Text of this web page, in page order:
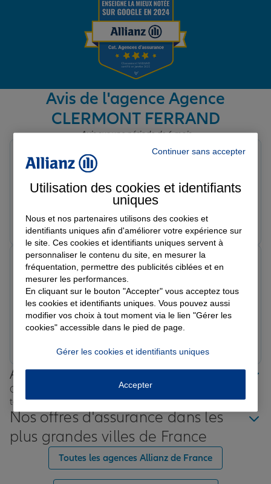
Garantie des accidents de la vie
Protection juridique
Retraite
Tous nos devis d'assurance
Avis de l'agence Agence
CLERMONT FERRAND
Avis sur une période de 6 mois
Note de 5 sur 5
Je n’ai pas contacté votre agence cette année
Pat C.
Prendre un RDV Voir l'agence
Note de 5 sur 5
Le 30/04/2026 - Agence CLERMONT FERRAND
Agence très réactive et serviable qui donne toutes
satisfactions.
agnes c.
Allianz proche de chez vous
Où que vous soyez en France, nos agences Allianz sont
toujours près de chez vous.
Nos offres d'assurance dans les
plus grandes villes de France
Toutes les agences Allianz de France
Continuer sans accepter
Utilisation des cookies et identifiants
uniques
Nous et nos partenaires utilisons des cookies et
identifiants uniques afin d'améliorer votre expérience sur
le site. Ces cookies et identifiants uniques servent à
personnaliser le contenu du site, en mesurer la
fréquentation, permettre des publicités ciblées et en
mesurer les performances.
En cliquant sur le bouton "Accepter" vous acceptez tous
les cookies et identifiants uniques. Vous pouvez aussi
modifier vos choix à tout moment via le lien "Gérer les
cookies" accessible dans le pied de page.
Gérer les cookies et identifiants uniques
Accepter